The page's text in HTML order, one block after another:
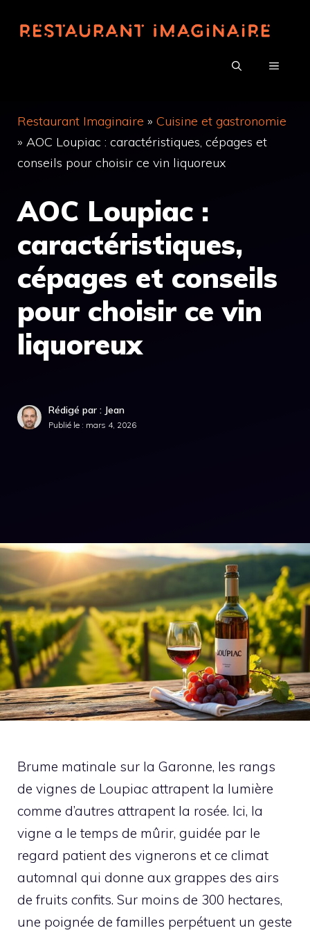
MENU
Restaurant Imaginaire » Cuisine et gastronomie
» AOC Loupiac : caractéristiques, cépages et
conseils pour choisir ce vin liquoreux
AOC Loupiac :
caractéristiques,
cépages et conseils
pour choisir ce vin
liquoreux
Rédigé par : Jean
Publié le : mars 4, 2026
Brume matinale sur la Garonne, les rangs
de vignes de Loupiac attrapent la lumière
comme d’autres attrapent la rosée. Ici, la
vigne a le temps de mûrir, guidée par le
regard patient des vignerons et ce climat
automnal qui donne aux grappes des airs
de fruits confits. Sur moins de 300 hectares,
une poignée de familles perpétuent un geste